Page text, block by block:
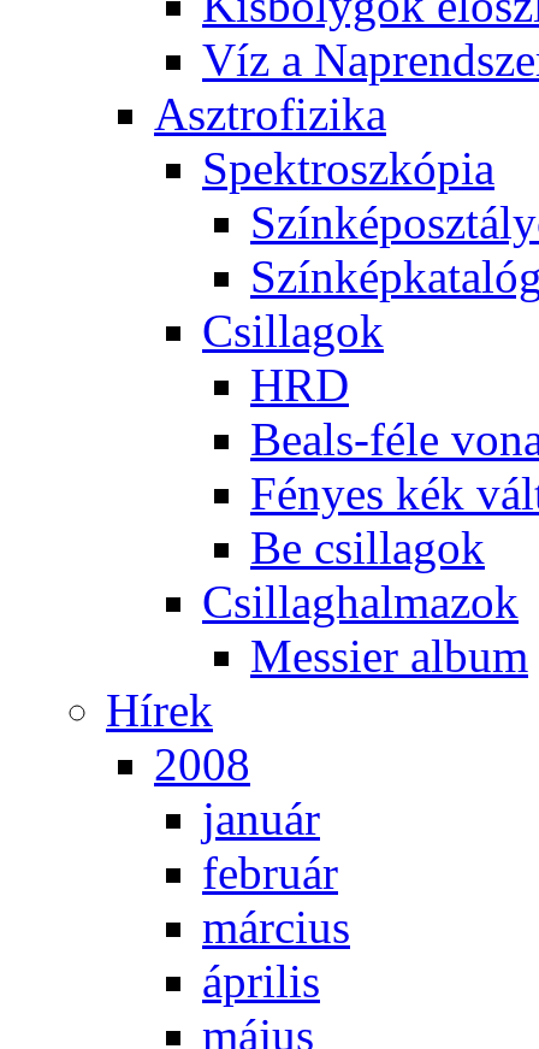
Víz a
Aszt­ro­fi­zi­ka
Spekt­rosz­kó­pia
Csil­la­gok
HRD
Be­als-fé­le
Fé­nyes kék
Be csil­la­gok
Csil­lag­hal­ma­zok
Mes­si­er al­bum
Hí­rek
2008
ja­nu­ár
feb­ru­ár
már­ci­us
áp­ri­lis
má­jus